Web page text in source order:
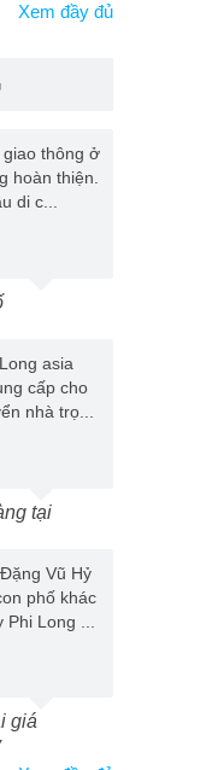
Xem đầy đủ
giao thông ở
hoàn thiện.
di c...
asia
cấp cho
nhà trọ...
tại
Vũ Hỷ
phố khác
Long ...
giá